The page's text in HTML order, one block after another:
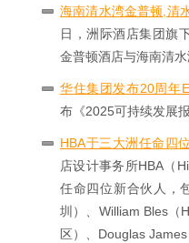
海南清水湾金普顿,清
日，洲际酒店集团旗
金普顿酒店与海南清
华住集团发布20周年
布《2025可持续发展
HBA于三大洲任命四
店设计事务所HBA（
任命四位新合伙人，
圳）、William Bles（
区）、Douglas